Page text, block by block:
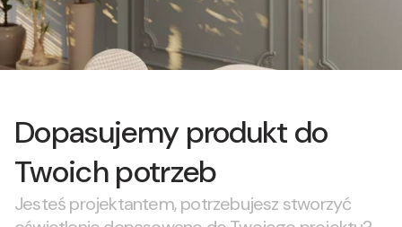
Dopasujemy produkt do
Twoich potrzeb
Jesteś projektantem, potrzebujesz stworzyć